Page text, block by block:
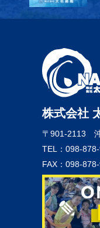
株式会社
〒901-2113
TEL：098-
FAX：098-